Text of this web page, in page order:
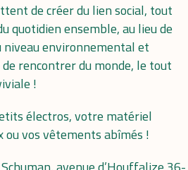
de créer du lien social, tout
quotidien ensemble, au lieu de
niveau environnemental et
rencontrer du monde, le tout
!
électros, votre matériel
vos vêtements abîmés !